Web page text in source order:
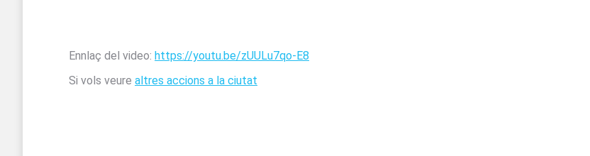
Ennlaç del video: https://youtu.be/zUULu7qo-E8
Si vols veure altres accions a la ciutat